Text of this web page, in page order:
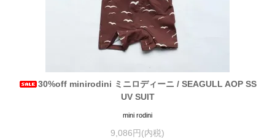
30%off minirodini ミニロディーニ / SEAGULL AOP SS
UV SUIT
mini rodini
9,086円(内税)